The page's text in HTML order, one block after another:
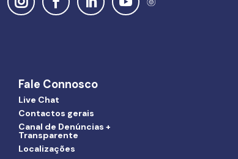
Fale Connosco
Live Chat
Contactos gerais
Canal de Denúncias +
Transparente
Localizações